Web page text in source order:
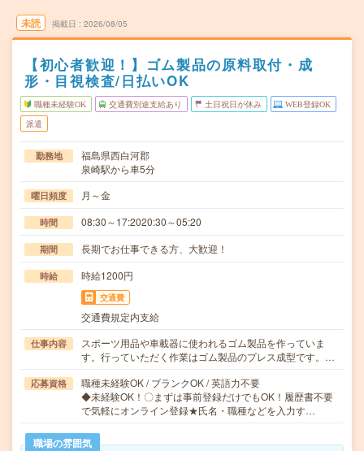
未読 掲載日 2026/08/05
【初心者歓迎！】ゴム製品の原料取付・成
形・目視検査/日払いOK
職種未経験OK 交通費別途支給あり 土日祝日が休み WEB登録OK
派遣
勤務地
福島県西白河郡
泉崎駅から車5分
曜日頻度 月～金
時間 08:30～17:2020:30～05:20
期間 長期でお仕事できる方、大歓迎！
時給 時給1200円
交通費
交通費規定内支給
仕事内容
スポーツ用品や車載器に使われるゴム製品を作っていま
す。行っていただく作業はゴム製品のプレス成型です。…
応募資格
職種未経験OK / ブランクOK / 英語力不要
◆未経験OK！〇まずは事前登録だけでもOK！履歴書不要
で気軽にオンライン登録★氏名・職種などを入力す…
職場の雰囲気